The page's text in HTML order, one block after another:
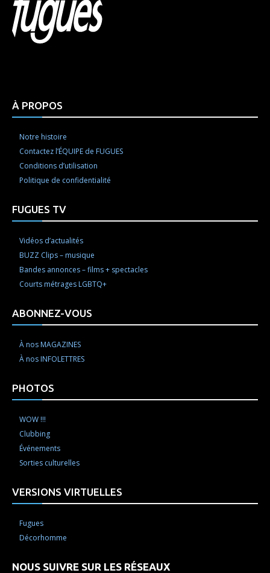
À PROPOS
Notre histoire
Contactez l’ÉQUIPE de FUGUES
Conditions d’utilisation
Politique de confidentialité
FUGUES TV
Vidéos d’actualités
BUZZ Clips – musique
Bandes annonces – films + spectacles
Courts métrages LGBTQ+
ABONNEZ-VOUS
À nos MAGAZINES
À nos INFOLETTRES
PHOTOS
WOW !!!
Clubbing
Événements
Sorties culturelles
VERSIONS VIRTUELLES
Fugues
Décorhomme
NOUS SUIVRE SUR LES RÉSEAUX